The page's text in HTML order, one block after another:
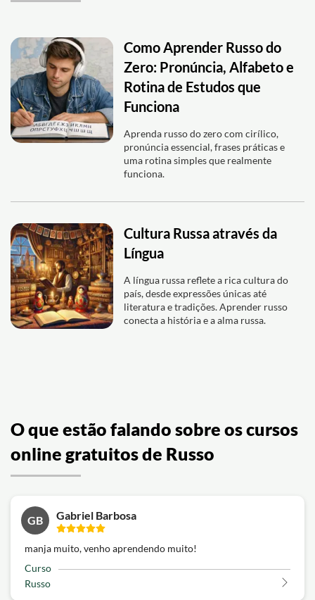
Como Aprender Russo do
Zero: Pronúncia, Alfabeto e
Rotina de Estudos que
Funciona
Aprenda russo do zero com cirílico,
pronúncia essencial, frases práticas e
uma rotina simples que realmente
funciona.
Cultura Russa através da
Língua
A língua russa reflete a rica cultura do
país, desde expressões únicas até
literatura e tradições. Aprender russo
conecta a história e a alma russa.
O que estão falando sobre os cursos
online gratuitos de Russo
GB Gabriel Barbosa
manja muito, venho aprendendo muito!
Curso
Russo